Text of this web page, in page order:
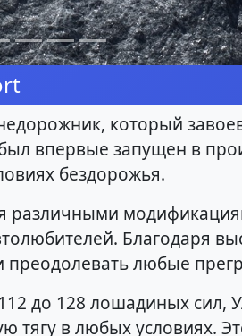
который
впервые запущен в
бездорожья.
различными
Благодаря
любые
до 128 лошадиных сил,
тягу в любых условиях.